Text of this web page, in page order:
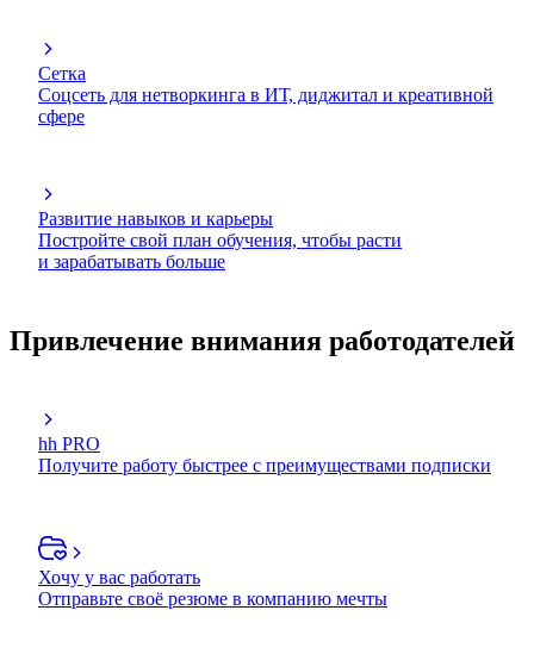
Сетка
Соцсеть для нетворкинга в ИТ, диджитал и креативной
сфере
Развитие навыков и карьеры
Постройте свой план обучения, чтобы расти
и зарабатывать больше
Привлечение внимания работодателей
hh PRO
Получите работу быстрее с преимуществами подписки
Хочу у вас работать
Отправьте своё резюме в компанию мечты